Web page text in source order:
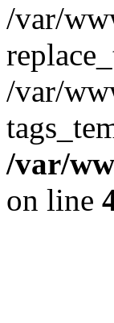
/var/
/var/
/var/
on line